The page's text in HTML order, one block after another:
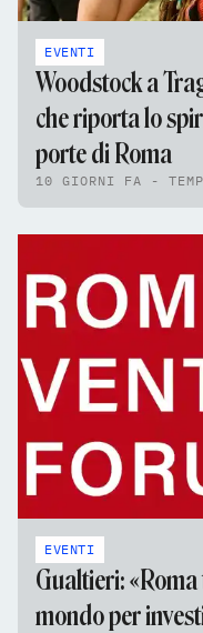
EVENTI
Woodstock a
che riporta lo
porte di Roma
10 GIORNI FA -
EVENTI
Gualtieri:
mondo per